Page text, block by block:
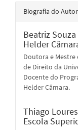
Biografia do Autor
Beatriz Souza
Helder
Doutora e
de Direito da
Docente do
Helder Câmara.
Thiago
Escola